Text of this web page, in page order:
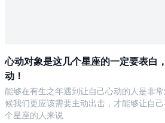
心动对象是这几个星座的一定要表白
动！
能够在有生之年遇到让自己心动的人是非
候我们更应该需要主动出击，才能够让自
个星座的人来说